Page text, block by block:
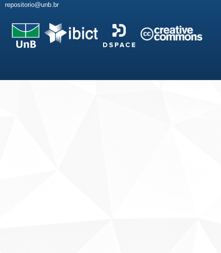
repositorio@unb.br